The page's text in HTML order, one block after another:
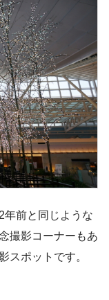
年前と同じような
撮影コーナーもあ
スポットです。